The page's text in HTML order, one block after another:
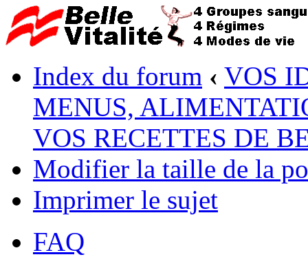
Index du forum ‹ VOS
MENUS,
VOS RECETTES DE
Modifier la taille de la
Imprimer le sujet
FAQ